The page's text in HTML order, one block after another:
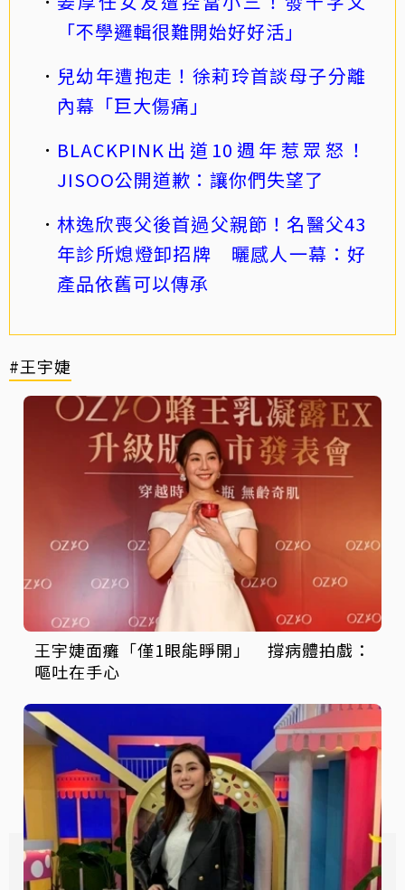
「不學邏輯很難開始好好活」
兒幼年遭抱走！徐莉玲首談母子分離
內幕「巨大傷痛」
BLACKPINK出道10週年惹眾怒！
JISOO公開道歉：讓你們失望了
林逸欣喪父後首過父親節！名醫父43
年診所熄燈卸招牌 曬感人一幕：好
產品依舊可以傳承
#王宇婕
王宇婕面癱「僅1眼能睜開」 撐病體拍戲：
嘔吐在手心